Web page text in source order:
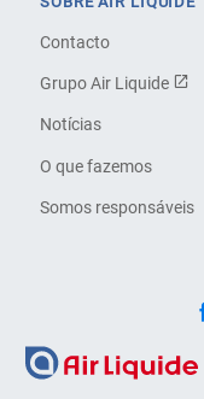
Contacto
Grupo Air Liquide
Notícias
O que fazemos
Somos responsáveis